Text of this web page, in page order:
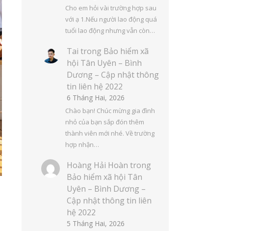
Cho em hỏi vài trường hợp sau
với ạ 1.Nếu người lao động quá
tuổi lao động nhưng vẫn còn…
Tai trong Bảo hiểm xã
hội Tân Uyên – Bình
Dương – Cập nhật thông
tin liên hệ 2022
6 Tháng Hai, 2026
Chào bạn! Chúc mừng gia đình
nhỏ của bạn sắp đón thêm
thành viên mới nhé. Về trường
hợp nhận…
Hoàng Hải Hoàn trong
Bảo hiểm xã hội Tân
Uyên – Bình Dương –
Cập nhật thông tin liên
hệ 2022
5 Tháng Hai, 2026